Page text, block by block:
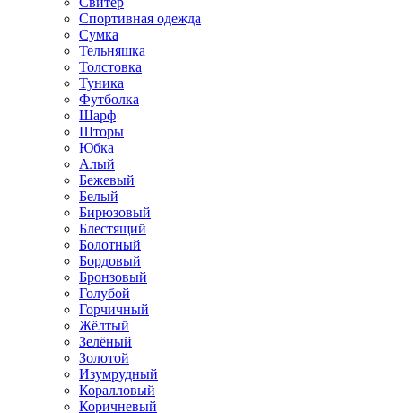
Спортивная одежда
Сумка
Тельняшка
Толстовка
Туника
Футболка
Шарф
Шторы
Юбка
Алый
Бежевый
Белый
Бирюзовый
Блестящий
Болотный
Бордовый
Бронзовый
Голубой
Горчичный
Жёлтый
Зелёный
Золотой
Изумрудный
Коралловый
Коричневый